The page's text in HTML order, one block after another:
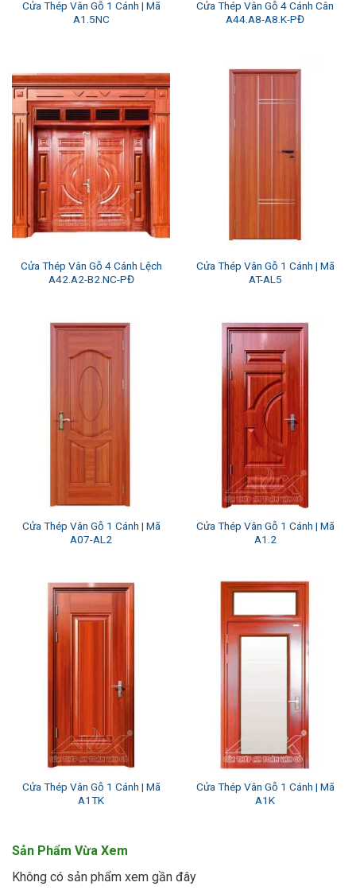
Cửa Thép Vân Gỗ 1 Cánh | Mã
A1.5NC
Cửa Thép Vân Gỗ 4 Cánh Cân
A44.A8-A8.K-PĐ
Cửa Thép Vân Gỗ 4 Cánh Lệch
A42.A2-B2.NC-PĐ
Cửa Thép Vân Gỗ 1 Cánh | Mã
AT-AL5
Cửa Thép Vân Gỗ 1 Cánh | Mã
A07-AL2
Cửa Thép Vân Gỗ 1 Cánh | Mã
A1.2
Cửa Thép Vân Gỗ 1 Cánh | Mã
A1TK
Cửa Thép Vân Gỗ 1 Cánh | Mã
A1K
Sản Phẩm Vừa Xem
Không có sản phẩm xem gần đây